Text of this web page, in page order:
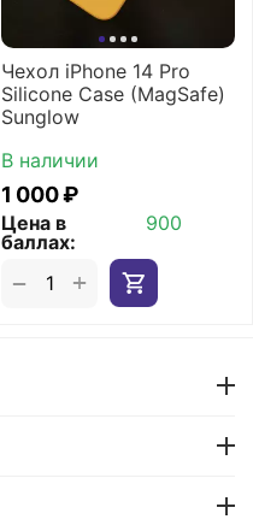
Чехол iPhone 14 Pro
Silicone Case (MagSafe)
Sunglow
В наличии
1 000₽
Цена в
баллах:
900
+
−